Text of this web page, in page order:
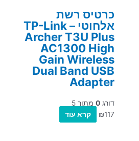
כרטיס רשת
אלחוטי – TP-Link
Archer T3U Plus
AC1300 High
Gain Wireless
Dual Band USB
Adapter
דורג 0 מתוך 5
₪117 קרא עוד